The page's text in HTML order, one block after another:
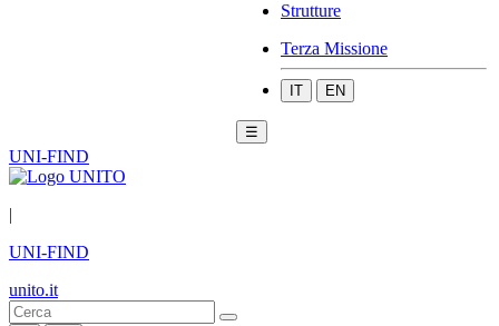
Strutture
Terza Missione
IT EN
☰
UNI-FIND
|
UNI-FIND
unito.it